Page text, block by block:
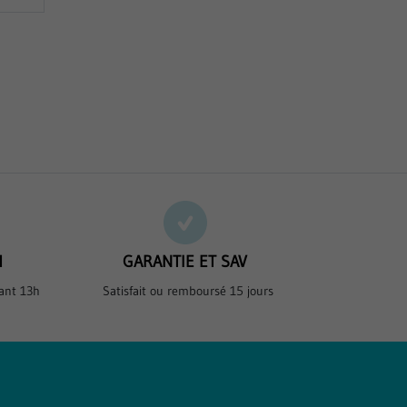
13h
GARANTIE ET SAV
Satisfait ou remboursé 15 jours